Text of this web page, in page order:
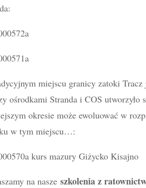
miejscu granicy zatoki
ośrodkami Stranda i COS
okresie może ewoluować w
w tym miejscu…:
na nasze szkolenia z